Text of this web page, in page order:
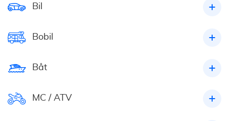
Bil
Bobil
Båt
MC / ATV